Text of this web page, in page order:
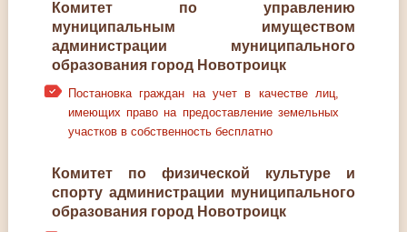
Комитет по управлению
муниципальным имуществом
администрации муниципального
образования город Новотроицк
Постановка граждан на учет в качестве лиц,
имеющих право на предоставление земельных
участков в собственность бесплатно
Комитет по физической культуре и
спорту администрации муниципального
образования город Новотроицк